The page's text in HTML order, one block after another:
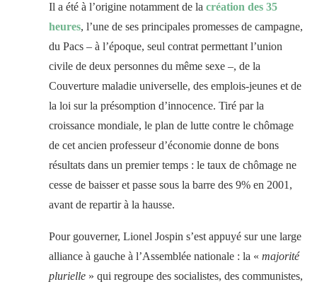
Il a été à l’origine notamment de la création des 35
heures, l’une de ses principales promesses de campagne,
du Pacs – à l’époque, seul contrat permettant l’union
civile de deux personnes du même sexe –, de la
Couverture maladie universelle, des emplois-jeunes et de
la loi sur la présomption d’innocence. Tiré par la
croissance mondiale, le plan de lutte contre le chômage
de cet ancien professeur d’économie donne de bons
résultats dans un premier temps : le taux de chômage ne
cesse de baisser et passe sous la barre des 9% en 2001,
avant de repartir à la hausse.
Pour gouverner, Lionel Jospin s’est appuyé sur une large
alliance à gauche à l’Assemblée nationale : la « majorité
plurielle » qui regroupe des socialistes, des communistes,